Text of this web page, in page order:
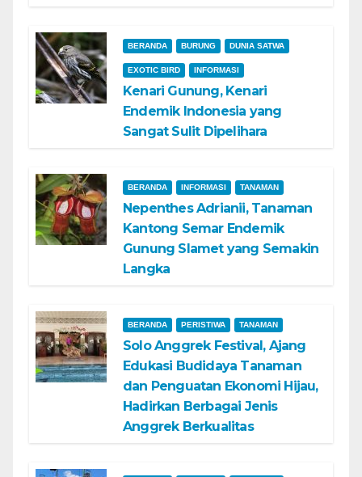
BERANDA BURUNG DUNIA SATWA
EXOTIC BIRD INFORMASI
Kenari Gunung, Kenari
Endemik Indonesia yang
Sangat Sulit Dipelihara
BERANDA INFORMASI TANAMAN
Nepenthes Adrianii, Tanaman
Kantong Semar Endemik
Gunung Slamet yang Semakin
Langka
BERANDA PERISTIWA TANAMAN
Solo Anggrek Festival, Ajang
Edukasi Budidaya Tanaman
dan Penguatan Ekonomi Hijau,
Hadirkan Berbagai Jenis
Anggrek Berkualitas